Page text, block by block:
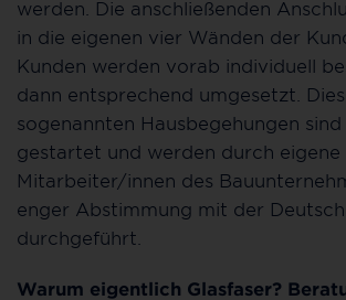
werden. Die anschließenden
in die eigenen vier Wänden der
Kunden werden vorab individuell
dann entsprechend umgesetzt.
sogenannten Hausbegehungen
gestartet und werden durch eigene
Mitarbeiter/innen des
enger Abstimmung mit der
durchgeführt.
Warum eigentlich Glasfaser?